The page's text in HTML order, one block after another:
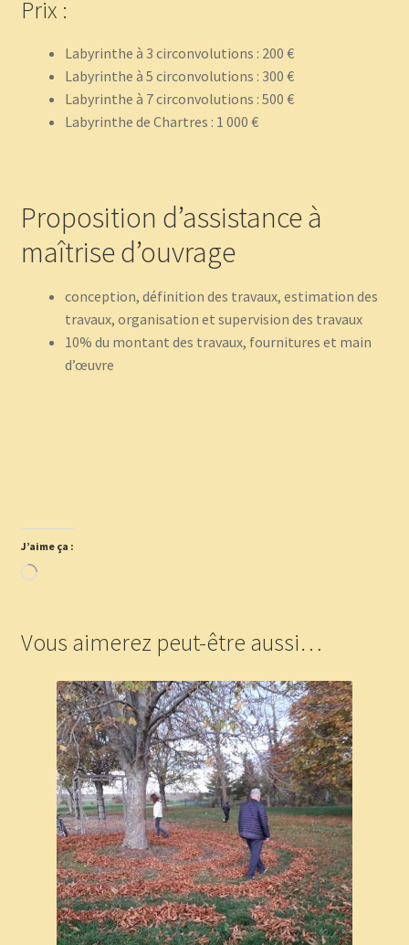
Prix :
Labyrinthe à 3 circonvolutions : 200 €
Labyrinthe à 5 circonvolutions : 300 €
Labyrinthe à 7 circonvolutions : 500 €
Labyrinthe de Chartres : 1 000 €
Proposition d’assistance à
maîtrise d’ouvrage
conception, définition des travaux, estimation des
travaux, organisation et supervision des travaux
10% du montant des travaux, fournitures et main
d’œuvre
J’aime ça :
Chargement…
Vous aimerez peut-être aussi…